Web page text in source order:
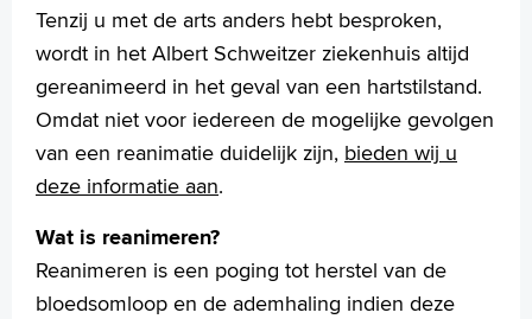
Patiëntenpanel
Pers
Rechten en plichten
Service en diensten
Sluiting Papendrechtsebrug
Zorgkosten en verzekeringen
Tenzij u met de arts anders hebt besproken,
wordt in het Albert Schweitzer ziekenhuis altijd
gereanimeerd in het geval van een hartstilstand.
Omdat niet voor iedereen de mogelijke gevolgen
van een reanimatie duidelijk zijn, bieden wij u
deze informatie aan.
Wat is reanimeren?
Reanimeren is een poging tot herstel van de
bloedsomloop en de ademhaling indien deze